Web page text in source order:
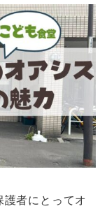
者にとってオ